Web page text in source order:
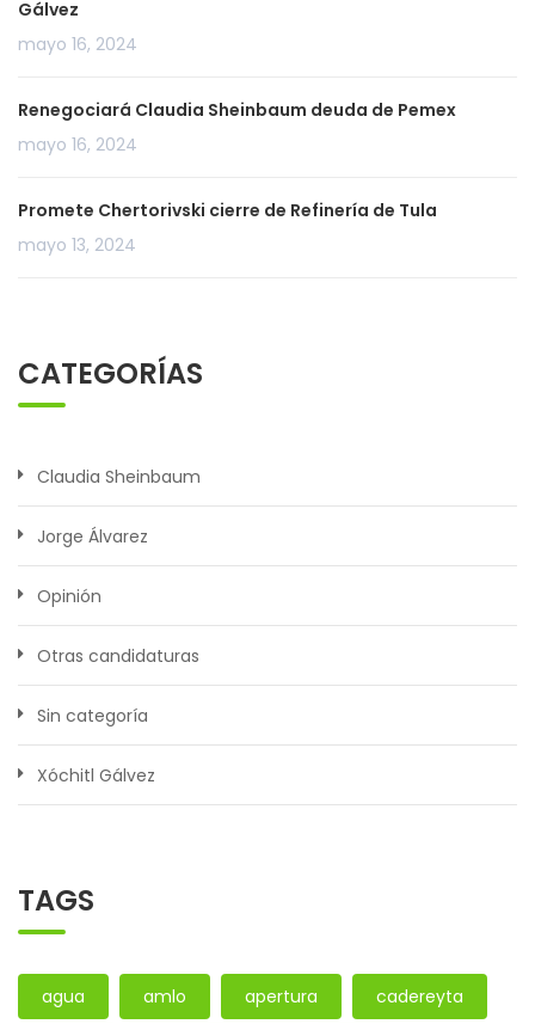
Gálvez
mayo 16, 2024
Renegociará Claudia Sheinbaum deuda de Pemex
mayo 16, 2024
Promete Chertorivski cierre de Refinería de Tula
mayo 13, 2024
CATEGORÍAS
Claudia Sheinbaum
Jorge Álvarez
Opinión
Otras candidaturas
Sin categoría
Xóchitl Gálvez
TAGS
agua amlo apertura cadereyta